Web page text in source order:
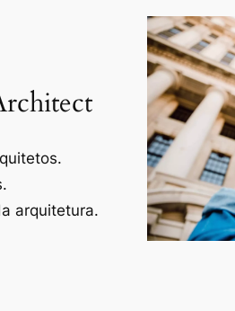
arquitetura.